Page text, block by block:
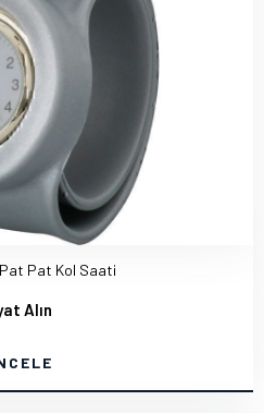
Pat Kol Saati
Alın